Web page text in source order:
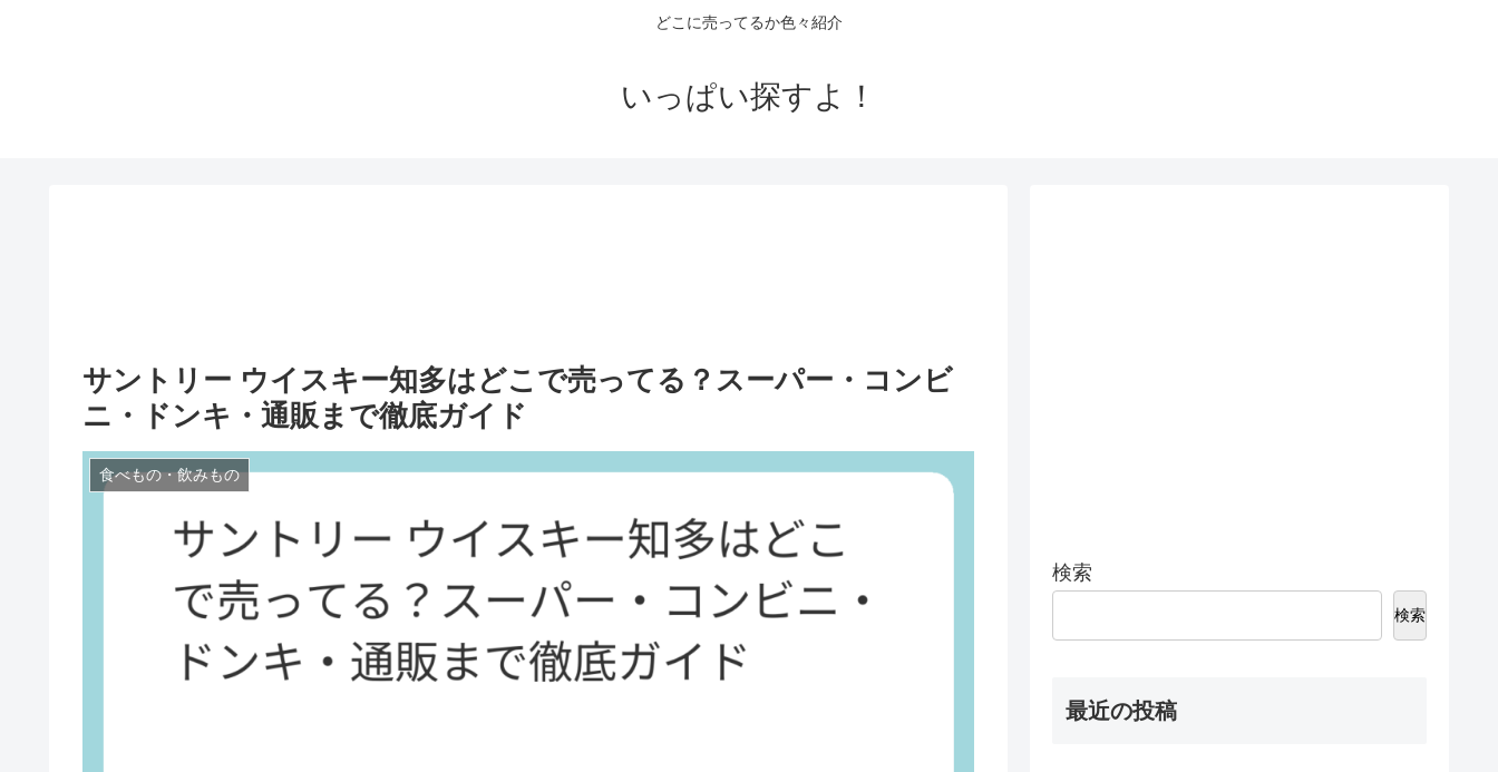
どこに売ってるか色々紹介
いっぱい探すよ！
サントリー ウイスキー知多はどこで売ってる？スーパー・コンビ
ニ・ドンキ・通販まで徹底ガイド
食べもの・飲みもの
検索
検索
最近の投稿